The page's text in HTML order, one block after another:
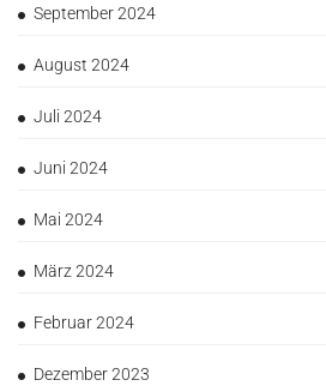
September 2024
August 2024
Juli 2024
Juni 2024
Mai 2024
März 2024
Februar 2024
Dezember 2023